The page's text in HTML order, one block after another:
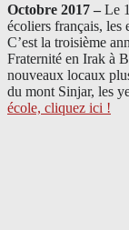
Octobre 2017 – Le
écoliers français, les
C’est la troisième
Fraternité en Irak à
nouveaux locaux
du mont Sinjar, les
école, cliquez ici !